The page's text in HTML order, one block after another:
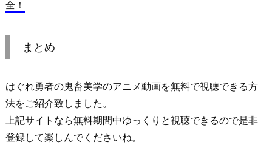
全！
まとめ
はぐれ勇者の鬼畜美学のアニメ動画を無料で視聴できる方
法をご紹介致しました。
上記サイトなら無料期間中ゆっくりと視聴できるので是非
登録して楽しんでくださいね。